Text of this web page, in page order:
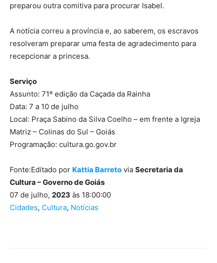
preparou outra comitiva para procurar Isabel.
A notícia correu a província e, ao saberem, os escravos
resolveram preparar uma festa de agradecimento para
recepcionar a princesa.
Serviço
Assunto: 71º edição da Caçada da Rainha
Data: 7 a 10 de julho
Local: Praça Sabino da Silva Coelho – em frente a Igreja
Matriz – Colinas do Sul – Goiás
Programação: cultura.go.gov.br
Fonte:Editado por Kattia Barreto via Secretaria da
Cultura – Governo de Goiás
07 de julho, 2023 às 18:00:00
Cidades, Cultura, Notícias